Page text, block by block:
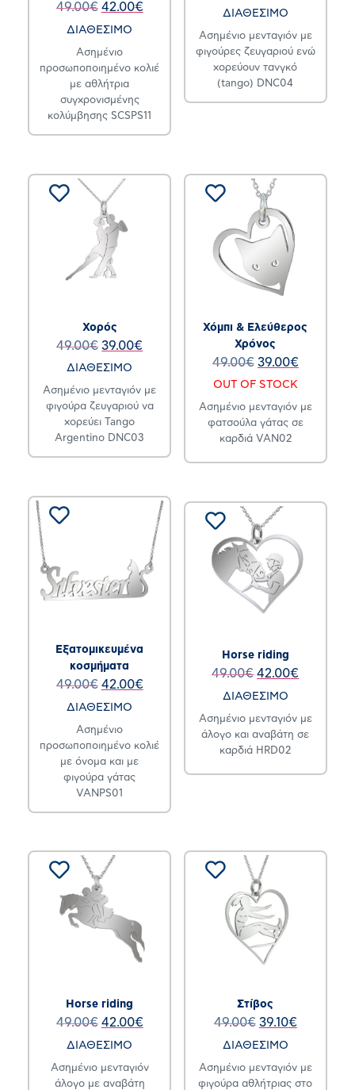
49.00€ 42.00€
ΔΙΑΘΕΣΙΜΟ
Ασημένιο
προσωποποιημένο κολιέ
με αθλήτρια
συγχρονισμένης
κολύμβησης SCSPS11
ΔΙΑΘΕΣΙΜΟ
Ασημένιο μενταγιόν με
φιγούρες ζευγαριού ενώ
χορεύουν τανγκό
(tango) DNC04
Χορός
49.00€ 39.00€
ΔΙΑΘΕΣΙΜΟ
Ασημένιο μενταγιόν με
φιγούρα ζευγαριού να
χορεύει Tango
Argentino DNC03
Χόμπι & Ελεύθερος
Χρόνος
49.00€ 39.00€
OUT OF STOCK
Ασημένιο μενταγιόν με
φατσούλα γάτας σε
καρδιά VAN02
Εξατομικευμένα
κοσμήματα
49.00€ 42.00€
ΔΙΑΘΕΣΙΜΟ
Ασημένιο
προσωποποιημένο κολιέ
με όνομα και με
φιγούρα γάτας
VANPS01
Horse riding
49.00€ 42.00€
ΔΙΑΘΕΣΙΜΟ
Ασημένιο μενταγιόν με
άλογο και αναβάτη σε
καρδιά HRD02
Horse riding
49.00€ 42.00€
ΔΙΑΘΕΣΙΜΟ
Ασημένιο μενταγιόν
άλογο με αναβάτη
Στίβος
49.00€ 39.10€
ΔΙΑΘΕΣΙΜΟ
Ασημένιο μενταγιόν με
φιγούρα αθλήτριας στο